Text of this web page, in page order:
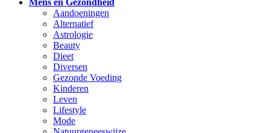
Mens en Gezondheid
Aandoeningen
Alternatief
Astrologie
Beauty
Dieet
Diversen
Gezonde Voeding
Kinderen
Leven
Lifestyle
Mode